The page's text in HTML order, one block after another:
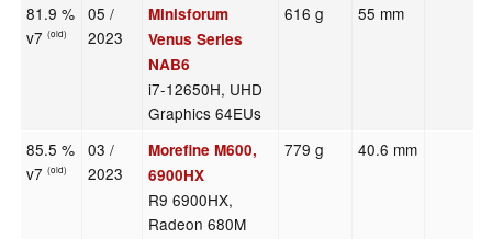
81.9 %
v7(old)
05 /
2023
Minisforum
Venus Series
NAB6
i7-12650H, UHD
Graphics 64EUs
616 g 55 mm
85.5 %
v7(old)
03 /
2023
Morefine M600,
6900HX
R9 6900HX,
Radeon 680M
779 g 40.6 mm